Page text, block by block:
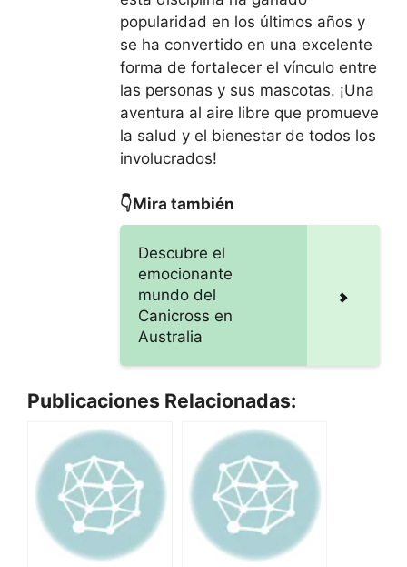
popularidad en los últimos años y
se ha convertido en una excelente
forma de fortalecer el vínculo entre
las personas y sus mascotas. ¡Una
aventura al aire libre que promueve
la salud y el bienestar de todos los
involucrados!
👇Mira también
Descubre el
emocionante
mundo del
Canicross en
Australia
Publicaciones Relacionadas: